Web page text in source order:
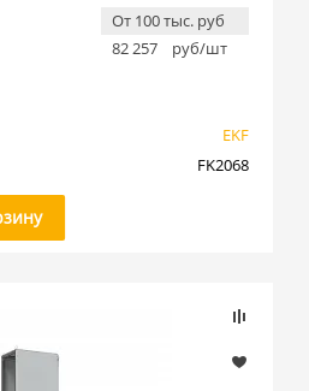
От 100 тыс. руб
82 257
руб/шт
EKF
FK2068